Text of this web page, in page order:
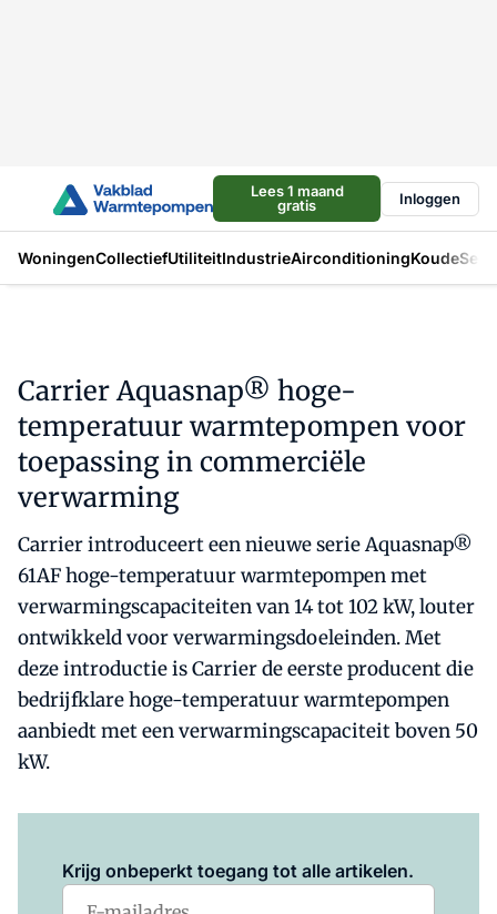
Lees 1 maand
gratis
Inloggen
WoningenCollectiefUtiliteitIndustrieAirconditioningKoude
Carrier Aquasnap® hoge-
temperatuur warmtepompen voor
toepassing in commerciële
verwarming
Carrier introduceert een nieuwe serie Aquasnap®
61AF hoge-temperatuur warmtepompen met
verwarmingscapaciteiten van 14 tot 102 kW, louter
ontwikkeld voor verwarmingsdoeleinden. Met
deze introductie is Carrier de eerste producent die
bedrijfklare hoge-temperatuur warmtepompen
aanbiedt met een verwarmingscapaciteit boven 50
kW.
Krijg onbeperkt toegang tot alle artikelen.